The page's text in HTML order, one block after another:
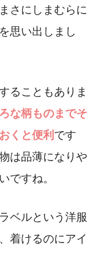
さにしまむらに
思い出しまし
ることもありま
な柄ものまでそ
くと便利 です
は品薄になりや
ですね。
ベルという洋服
着けるのにアイ